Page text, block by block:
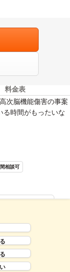
料金表
次脳機能傷害の事案
る時間がもったいな
相談可